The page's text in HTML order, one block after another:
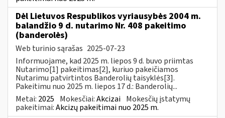
Dėl Lietuvos Respublikos vyriausybės 2004 m.
balandžio 9 d. nutarimo Nr. 408 pakeitimo
(banderolės)
Web turinio sąrašas 2025-07-23
Informuojame, kad 2025 m. liepos 9 d. buvo priimtas
Nutarimo[1] pakeitimas[2], kuriuo pakeičiamos
Nutarimu patvirtintos Banderolių taisyklės[3].
Pakeitimu nuo 2025 m. liepos 17 d.: Banderolių...
Metai: 2025 Mokesčiai:Akcizai Mokesčių įstatymų
pakeitimai:Akcizų pakeitimai nuo 2025 m.